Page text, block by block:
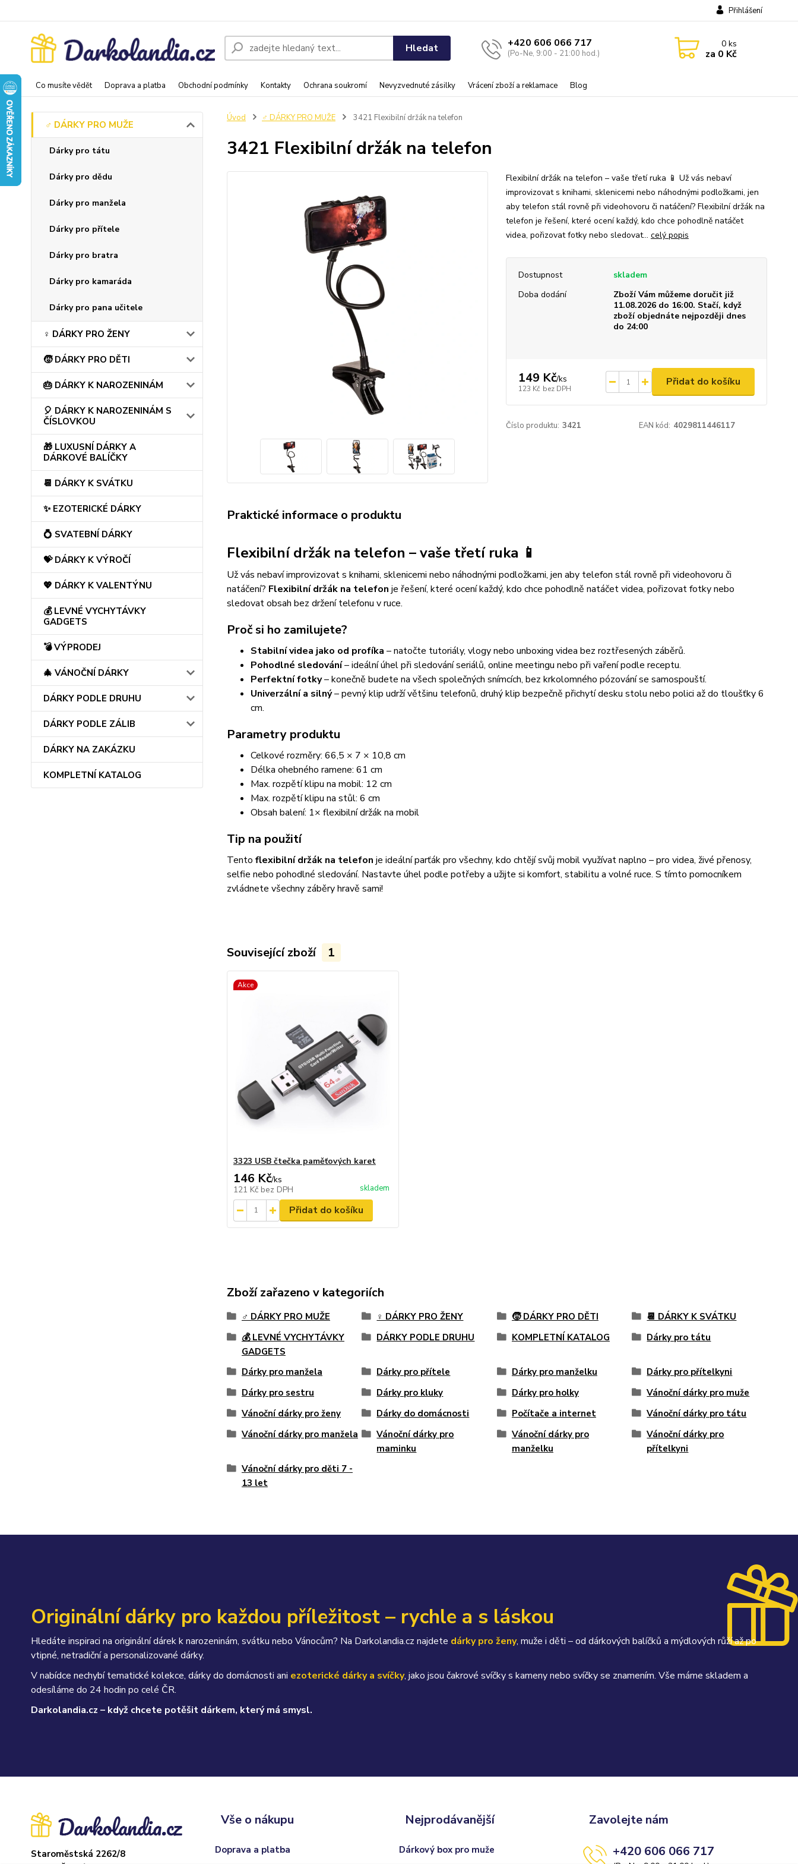
Co musíte vědět Doprava a platba Obchodní podmínky Kontakty Ochrana soukromí Nevyzvednuté zásilky Vrácení zboží a reklamace Blog
Přihlášení
Hledat +420 606 066 717
(Po-Ne, 9:00 - 21:00 hod.)
0ks
za 0 Kč
♂️ DÁRKY PRO MUŽE
Dárky pro tátu
Dárky pro dědu
Dárky pro manžela
Dárky pro přítele
Dárky pro bratra
Dárky pro kamaráda
Dárky pro pana učitele
♀️ DÁRKY PRO ŽENY
🧒 DÁRKY PRO DĚTI
🎂 DÁRKY K NAROZENINÁM
🎈 DÁRKY K NAROZENINÁM S
ČÍSLOVKOU
🎁 LUXUSNÍ DÁRKY A
DÁRKOVÉ BALÍČKY
📆 DÁRKY K SVÁTKU
✨ EZOTERICKÉ DÁRKY
💍 SVATEBNÍ DÁRKY
💝 DÁRKY K VÝROČÍ
💖 DÁRKY K VALENTÝNU
💰 LEVNÉ VYCHYTÁVKY
GADGETS
💣 VÝPRODEJ
🎄 VÁNOČNÍ DÁRKY
DÁRKY PODLE DRUHU
DÁRKY PODLE ZÁLIB
DÁRKY NA ZAKÁZKU
KOMPLETNÍ KATALOG
Úvod ♂️ DÁRKY PRO MUŽE 3421 Flexibilní držák na telefon
3421 Flexibilní držák na telefon
Flexibilní držák na telefon – vaše třetí ruka 📱 Už vás nebaví
improvizovat s knihami, sklenicemi nebo náhodnými podložkami, jen
aby telefon stál rovně při videohovoru či natáčení? Flexibilní držák na
telefon je řešení, které ocení každý, kdo chce pohodlně natáčet
videa, pořizovat fotky nebo sledovat... celý popis
Dostupnost
skladem
Doba dodání
Zboží Vám můžeme doručit již
11.08.2026 do 16:00. Stačí, když
zboží objednáte nejpozději dnes
do 24:00
149 Kč/ks
123 Kč bez DPH
Přidat do košíku
Číslo produktu: 3421 EAN kód: 4029811446117
Praktické informace o produktu
Flexibilní držák na telefon – vaše třetí ruka 📱
Už vás nebaví improvizovat s knihami, sklenicemi nebo náhodnými podložkami, jen aby telefon stál rovně při videohovoru či
natáčení? Flexibilní držák na telefon je řešení, které ocení každý, kdo chce pohodlně natáčet videa, pořizovat fotky nebo
sledovat obsah bez držení telefonu v ruce.
Proč si ho zamilujete?
Stabilní videa jako od profíka – natočte tutoriály, vlogy nebo unboxing videa bez roztřesených záběrů.
Pohodlné sledování– ideální úhel při sledování seriálů, online meetingu nebo při vaření podle receptu.
Perfektní fotky– konečně budete na všech společných snímcích, bez krkolomného pózování se samospouští.
Univerzální a silný– pevný klip udrží většinu telefonů, druhý klip bezpečně přichytí desku stolu nebo polici až do tloušťky 6
cm.
Parametry produktu
Celkové rozměry: 66,5 × 7 × 10,8 cm
Délka ohebného ramene: 61 cm
Max. rozpětí klipu na mobil: 12 cm
Max. rozpětí klipu na stůl: 6 cm
Obsah balení: 1× flexibilní držák na mobil
Tip na použití
Tento flexibilní držák na telefon je ideální parťák pro všechny, kdo chtějí svůj mobil využívat naplno – pro videa, živé přenosy,
selfie nebo pohodlné sledování. Nastavte úhel podle potřeby a užijte si komfort, stabilitu a volné ruce. S tímto pomocníkem
zvládnete všechny záběry hravě sami!
Související zboží 1
Akce
3323 USB čtečka paměťových karet
146 Kč/ks
121 Kč bez DPH skladem
Přidat do košíku
Zboží zařazeno v kategoriích
♂️ DÁRKY PRO MUŽE ♀️ DÁRKY PRO ŽENY 🧒 DÁRKY PRO DĚTI
📆 DÁRKY K SVÁTKU
💰 LEVNÉ VYCHYTÁVKY
GADGETS
DÁRKY PODLE DRUHU KOMPLETNÍ KATALOG Dárky pro tátu
Dárky pro manžela Dárky pro přítele Dárky pro manželku
Dárky pro přítelkyni
Dárky pro sestru
Dárky pro kluky Dárky pro holky
Vánoční dárky pro muže
Vánoční dárky pro ženy
Dárky do domácnosti Počítače a internet
Vánoční dárky pro tátu
Vánoční dárky pro manžela
Vánoční dárky pro
maminku
Vánoční dárky pro
manželku
Vánoční dárky pro
přítelkyni
Vánoční dárky pro děti 7 -
13 let
Originální dárky pro každou příležitost – rychle a s láskou
Hledáte inspiraci na originální dárek k narozeninám, svátku nebo Vánocům? Na Darkolandia.cz najdete dárky pro ženy, muže i děti – od dárkových balíčků a mýdlových růží až po
vtipné, netradiční a personalizované dárky.
V nabídce nechybí tematické kolekce, dárky do domácnosti ani ezoterické dárky a svíčky, jako jsou čakrové svíčky s kameny nebo svíčky se znamením. Vše máme skladem a
odesíláme do 24 hodin po celé ČR.
Darkolandia.cz – když chcete potěšit dárkem, který má smysl.
Staroměstská 2262/8
Vše o nákupu
Doprava a platba
Nejprodávanější
Dárkový box pro muže
Zavolejte nám
+420 606 066 717